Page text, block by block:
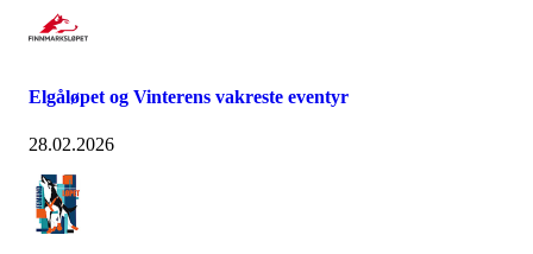
Elgåløpet og Vinterens vakreste eventyr
28.02.2026